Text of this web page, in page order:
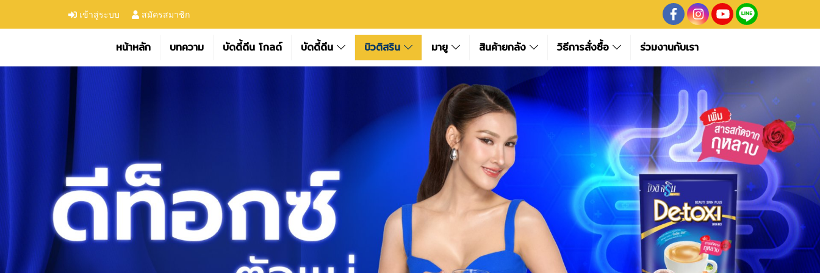
เข้าสู่ระบบ สมัครสมาชิก
หน้าหลัก บทความ บัดดี้ดีน โกลด์ บัดดี้ดีน บิวติสริน มายู สินค้ายกลัง วิธีการสั่งซื้อ ร่วมงานกับเรา